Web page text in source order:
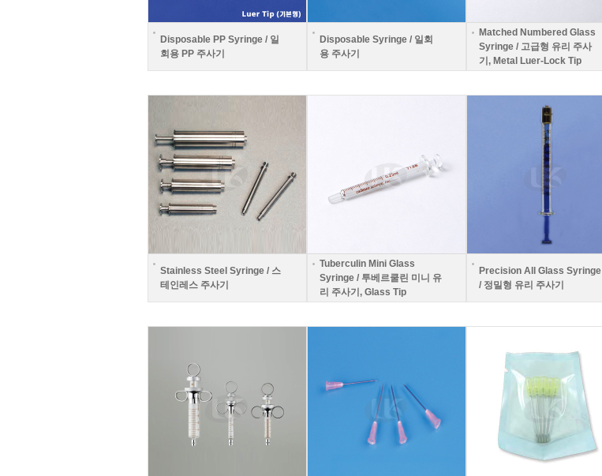
Disposable PP Syringe / 일
회용 PP 주사기
Disposable Syringe / 일회
용 주사기
Matched Numbered Glass
Syringe / 고급형 유리 주사
기, Metal Luer-Lock Tip
Stainless Steel Syringe / 스
테인레스 주사기
Tuberculin Mini Glass
Syringe / 투베르쿨린 미니 유
리 주사기, Glass Tip
Precision All Glass Syringe
/ 정밀형 유리 주사기